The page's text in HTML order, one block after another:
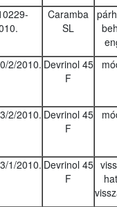
Caramba
SL
2/2010. Devrinol 45
F
2/2010. Devrinol 45
F
1/2010. Devrinol 45
F